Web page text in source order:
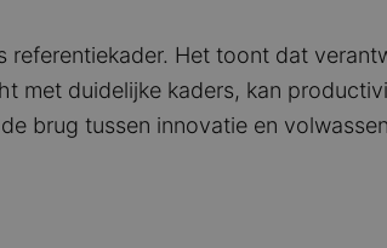
referentiekader. Het toont dat
met duidelijke kaders, kan
brug tussen innovatie en volwassen